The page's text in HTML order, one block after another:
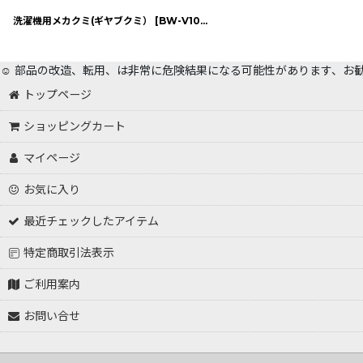
洗濯機用メカクミ(ギヤブクミ） [BW-V100B RAL
☺️ 部品の改造、転用、は非常に危険結果になる可能性があります、お
トップページ
ショッピングカート
マイページ
お気に入り
最近チェックしたアイテム
特定商取引法表示
ご利用案内
お問い合せ